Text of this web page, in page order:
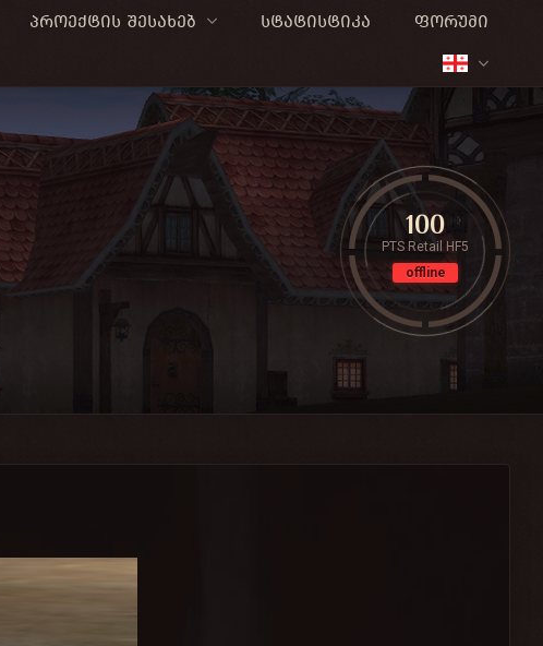
პროექტის შესახებ სტატისტიკა
ფორუმი
100
PTS Retail HF5
offline